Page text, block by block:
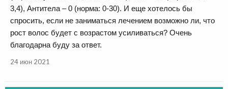
3,4), Антитела – 0 (норма: 0-30). И еще хотелось бы
спросить, если не заниматься лечением возможно ли, что
рост волос будет с возрастом усиливаться? Очень
благодарна буду за ответ.
24 июн 2021